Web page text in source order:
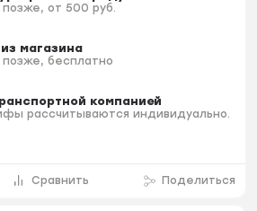
от 500 руб.
магазина
бесплатно
компанией
рассчитываются индивидуально.
Сравнить Поделиться